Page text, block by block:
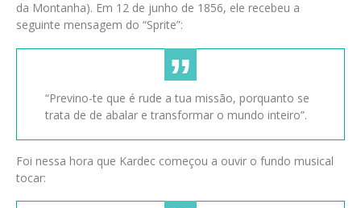
da Montanha). Em 12 de junho de 1856, ele recebeu a
seguinte mensagem do “Sprite”:
“Previno-te que é rude a tua missão, porquanto se
trata de de abalar e transformar o mundo inteiro”.
Foi nessa hora que Kardec começou a ouvir o fundo musical
tocar: